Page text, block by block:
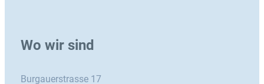
Wo wir sind
Burgauerstrasse 17